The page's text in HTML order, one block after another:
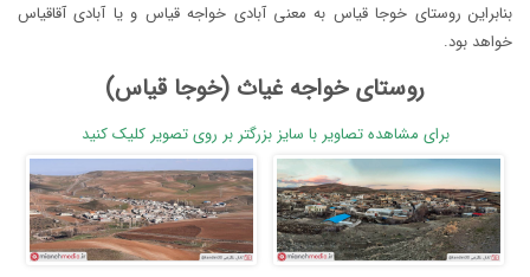
بنابراین روستای خوجا قیاس به معنی آبادی خواجه قیاس و یا آبادی آقاقیاس
خواهد بود.
روستای خواجه غیاث (خوجا قیاس)
برای مشاهده تصاویر با سایز بزرگتر بر روی تصویر کلیک کنید